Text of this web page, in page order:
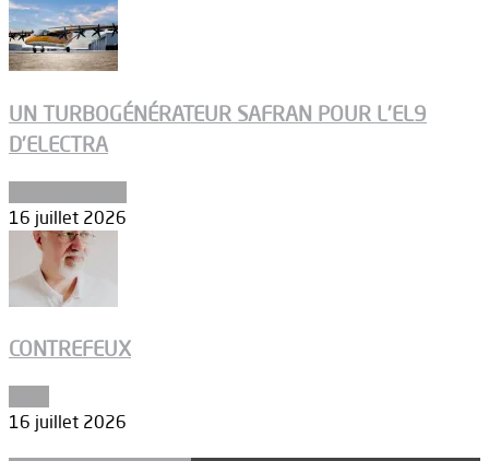
UN TURBOGÉNÉRATEUR SAFRAN POUR L’EL9
D’ELECTRA
16 juillet 2026
CONTREFEUX
16 juillet 2026